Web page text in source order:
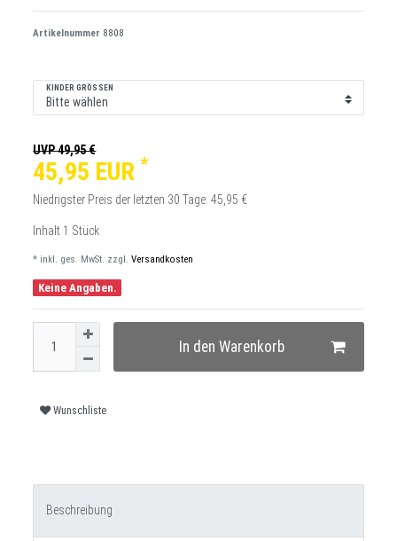
Artikelnummer 8808
KINDER GRÖSSEN
UVP 49,95 €
45,95 EUR *
Niedrigster Preis der letzten 30 Tage:45,95 €
Inhalt 1 Stück
* inkl. ges. MwSt. zzgl. Versandkosten
Keine Angaben.
In den Warenkorb
Wunschliste
Beschreibung